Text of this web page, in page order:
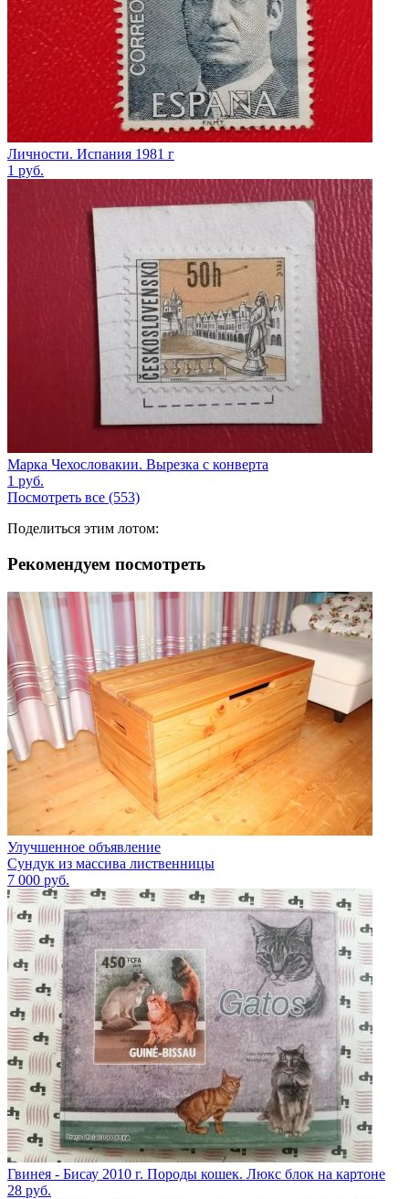
Личности. Испания 1981 г
1 руб.
Марка Чехословакии. Вырезка с конверта
1 руб.
Посмотреть все (553)
Поделиться этим лотом:
Рекомендуем посмотреть
Улучшенное объявление
Сундук из массива лиственницы
7 000 руб.
Гвинея - Бисау 2010 г. Породы кошек. Люкс блок на картоне
28 руб.